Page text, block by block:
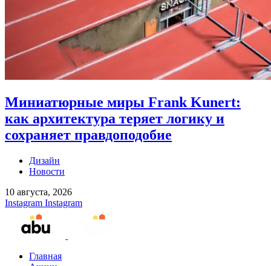
Миниатюрные миры Frank Kunert:
как архитектура теряет логику и
сохраняет правдоподобие
Дизайн
Новости
10 августа, 2026
Instagram Instagram
Главная